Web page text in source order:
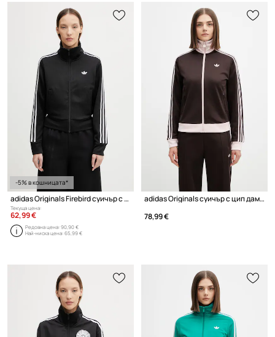
-5% в кошницата*
adidas Originals Firebird суичър с цип дамски
Текуща цена:
62,99 €
Редовна цена:90,90 €
Най-ниска цена:65,99 €
adidas Originals суичър с цип дамски
78,99 €